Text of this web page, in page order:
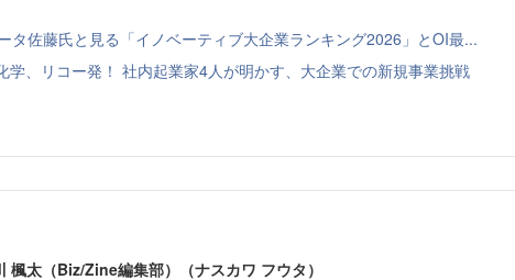
タ佐藤氏と見る「イノベーティブ大企業ランキング2026」とOI最...
学、リコー発！ 社内起業家4人が明かす、大企業での新規事業挑戦
楓太（Biz/Zine編集部）（ナスカワ フウタ）